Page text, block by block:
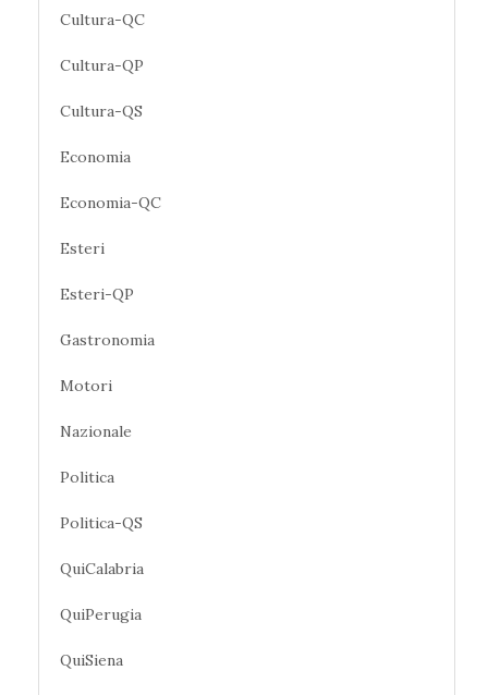
Cultura-QC
Cultura-QP
Cultura-QS
Economia
Economia-QC
Esteri
Esteri-QP
Gastronomia
Motori
Nazionale
Politica
Politica-QS
QuiCalabria
QuiPerugia
QuiSiena